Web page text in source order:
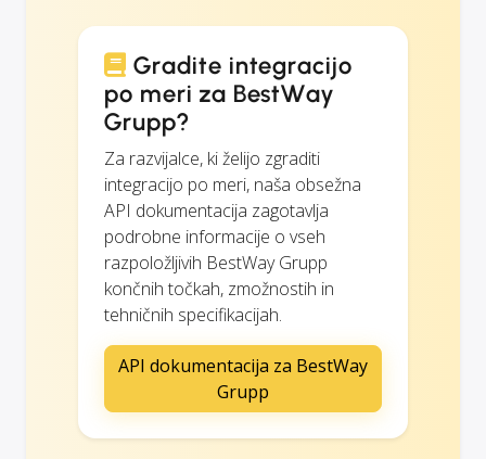
Gradite integracijo
po meri za BestWay
Grupp?
Za razvijalce, ki želijo zgraditi
integracijo po meri, naša obsežna
API dokumentacija zagotavlja
podrobne informacije o vseh
razpoložljivih BestWay Grupp
končnih točkah, zmožnostih in
tehničnih specifikacijah.
API dokumentacija za BestWay
Grupp